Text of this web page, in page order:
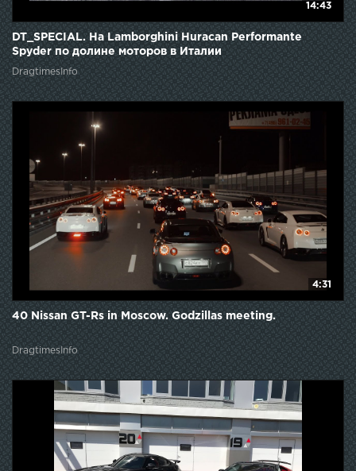
14:43
DT_SPECIAL. На Lamborghini Huracan Performante
Spyder по долине моторов в Италии
DragtimesInfo
4:31
40 Nissan GT-Rs in Moscow. Godzillas meeting.
DragtimesInfo